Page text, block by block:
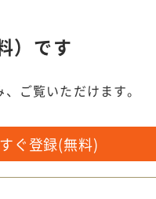
）です
ご覧いただけます。
ぐ登録(無料)